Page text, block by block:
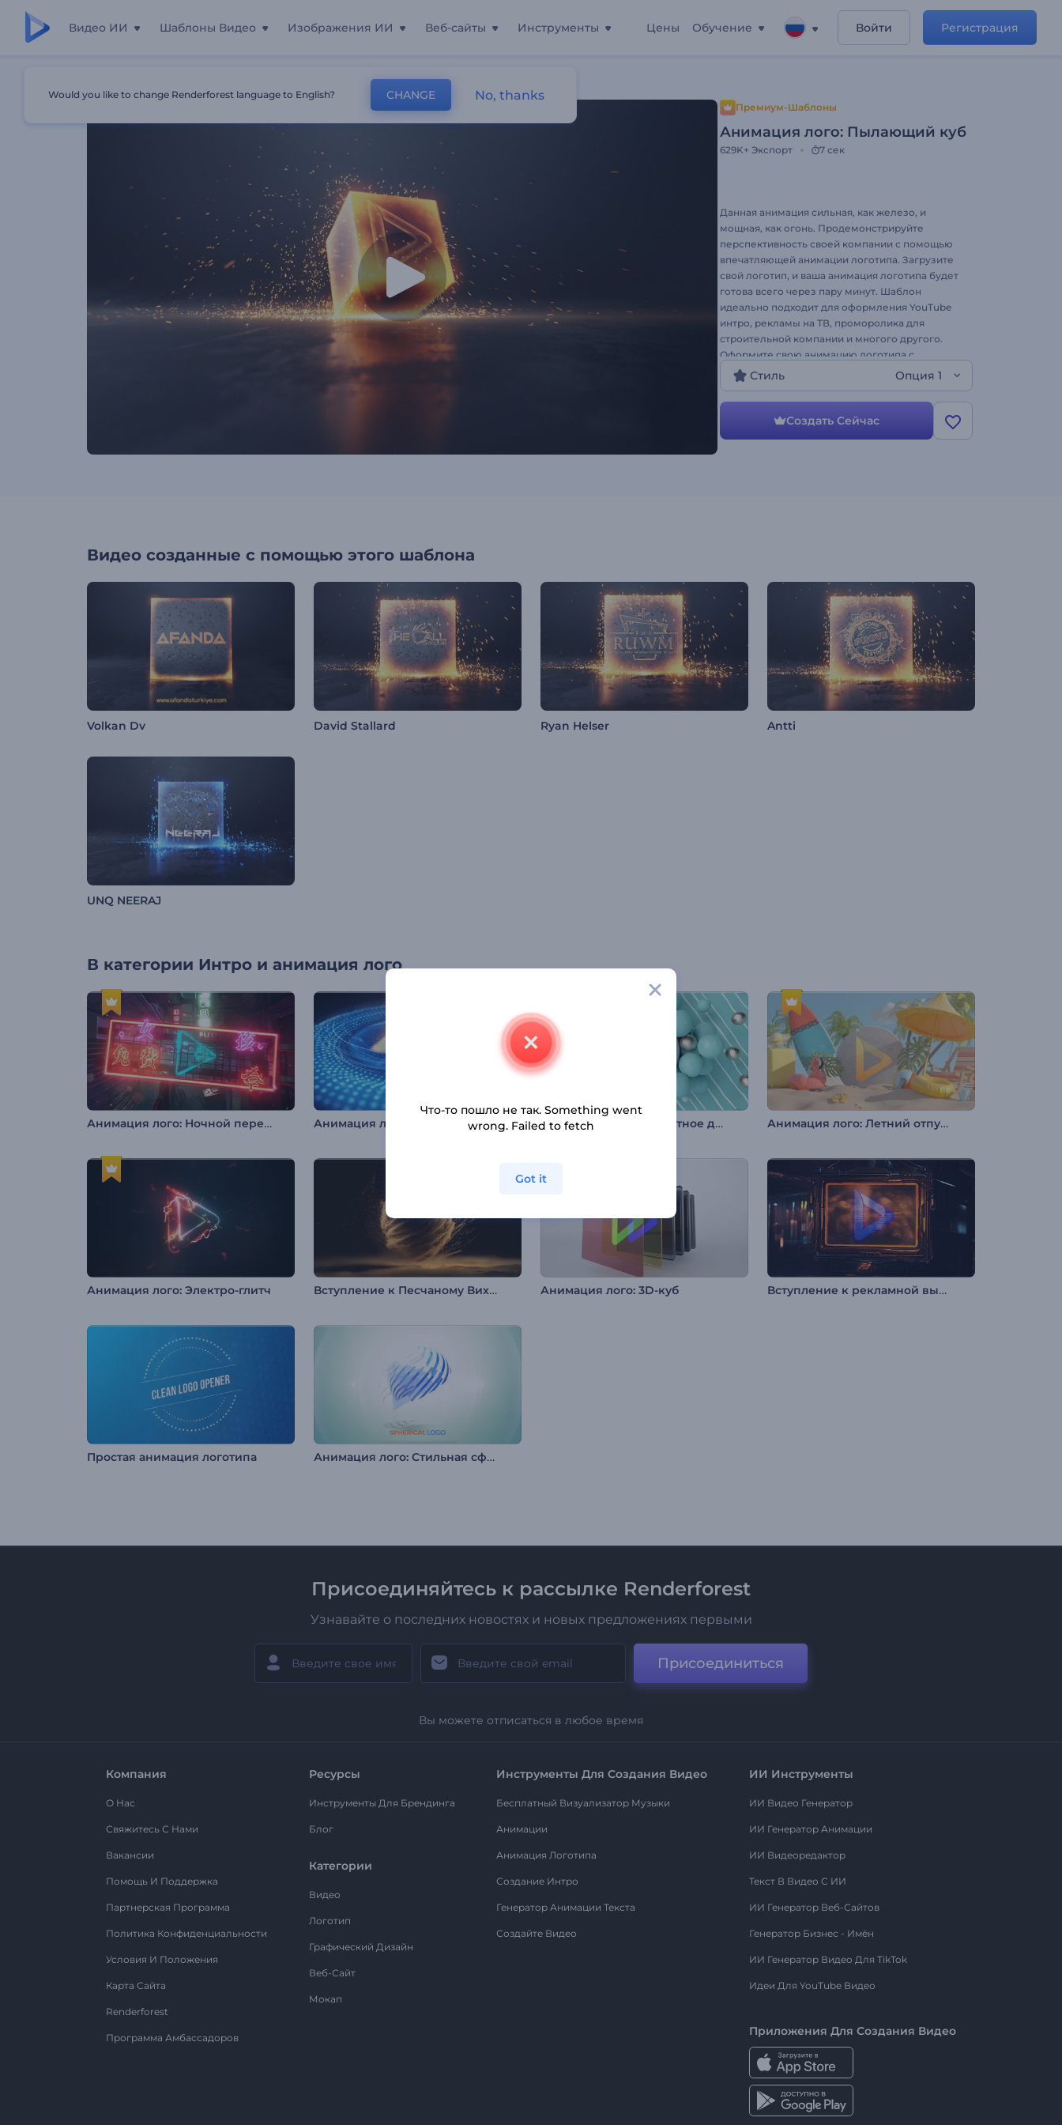
Видео ИИ Шаблоны Видео Изображения ИИ Веб-сайты Инструменты Цены Обучение Войти Регистрация
Премиум-Шаблоны
Анимация лого: Пылающий куб
629K+ Экспорт 7 сек
Данная анимация сильная, как железо, и
мощная, как огонь. Продемонстрируйте
перспективность своей компании с помощью
впечатляющей анимации логотипа. Загрузите
свой логотип, и ваша анимация логотипа будет
готова всего через пару минут. Шаблон
идеально подходит для оформления YouTube
интро, рекламы на ТВ, проморолика для
строительной компании и многого другого.
Оформите свою анимацию логотипа с
помощью шаблона "Пылающий куб"!
Стиль Опция 1
Создать Сейчас
Видео созданные с помощью этого шаблона
Volkan Dv David Stallard Ryan Helser Antti
UNQ NEERAJ
В категории Интро и анимация лого
Анимация лого: Ночной переулок Анимация лого: Импульс технологий Анимация лого: Магнитное движение Анимация лого: Летний отпуск
Анимация лого: Электро-глитч Вступление к Песчаному Вихрю Анимация лого: 3D-куб Вступление к рекламной вывеске в стиле киберпанк
Простая анимация логотипа Анимация лого: Стильная сфера
Присоединяйтесь к рассылке Renderforest
Узнавайте о последних новостях и новых предложениях первыми
Присоединиться
Вы можете отписаться в любое время
Компания
О Нас
Свяжитесь С Нами
Вакансии
Помощь И Поддержка
Партнерская Программа
Политика Конфиденциальности
Условия И Положения
Карта Сайта
Renderforest
Программа Амбассадоров
Ресурсы
Инструменты Для Брендинга
Блог
Категории
Видео
Логотип
Графический Дизайн
Веб-Сайт
Мокап
Инструменты Для Создания Видео
Бесплатный Визуализатор Музыки
Анимации
Анимация Логотипа
Создание Интро
Генератор Анимации Текста
Создайте Видео
ИИ Инструменты
ИИ Видео Генератор
ИИ Генератор Анимации
ИИ Видеоредактор
Текст В Видео С ИИ
ИИ Генератор Веб-Сайтов
Генератор Бизнес - Имён
ИИ Генератор Видео Для TikTok
Идеи Для YouTube Видео
Приложения Для Создания Видео
Would you like to change Renderforest language to English? CHANGE No, thanks
Что-то пошло не так. Something went
wrong. Failed to fetch
Got it